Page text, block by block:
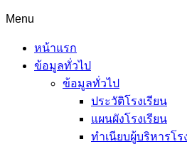
Menu
หน้าแรก
ข้อมูลทั่วไป
ข้อมูลทั่วไป
ประวัติโรงเรียน
แผนผังโรงเรียน
ทำเนียบผู้บริหารโร